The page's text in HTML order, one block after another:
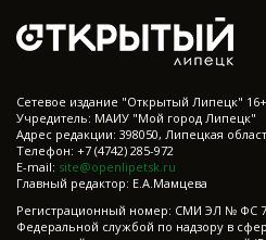
Cетевое издание "Открытый Липецк" 16+
Учредитель: МАИУ "Мой город Липецк"
Адрес редакции: 398050, Липецкая
Телефон: +7 (4742) 285-972
E-mail: site@openlipetsk.ru
Главный редактор: Е.А.Мамцева
Регистрационный номер: СМИ ЭЛ № ФС
Федеральной службой по надзору в